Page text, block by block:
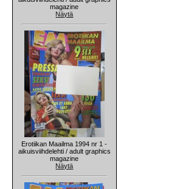
magazine
Näytä
Erotiikan Maailma 1994 nr 1 -
aikuisviihdelehti / adult graphics
magazine
Näytä